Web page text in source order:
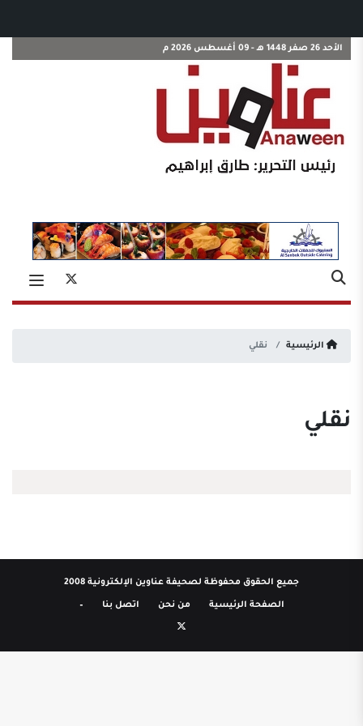
الأحد 26 صفر 1448 هـ - 09 أغسطس 2026 م
الرئيسية نقلي
نقلي
جميع الحقوق محفوظة لصحيفة عناوين الإلكترونية 2008
الصفحة الرئيسية من نحن اتصل بنا –